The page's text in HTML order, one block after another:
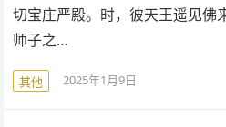
切宝庄严殿。时，彼天王遥见佛
师子之…
其他 2025年1月9日